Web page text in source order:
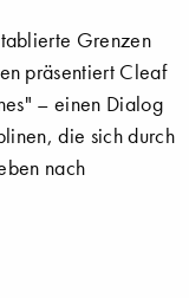
Grenzen
präsentiert Cleaf
– einen Dialog
die sich durch
nach